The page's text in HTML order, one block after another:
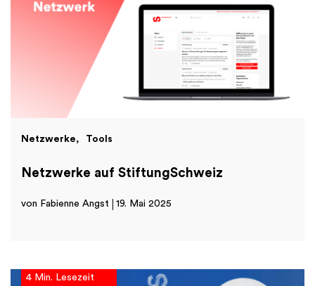
Netzwerke Tools
Netzwerke auf StiftungSchweiz
von Fabienne Angst 19. Mai 2025
4 Min. Lesezeit